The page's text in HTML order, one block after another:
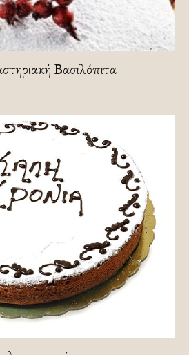
Βασιλόπιτα